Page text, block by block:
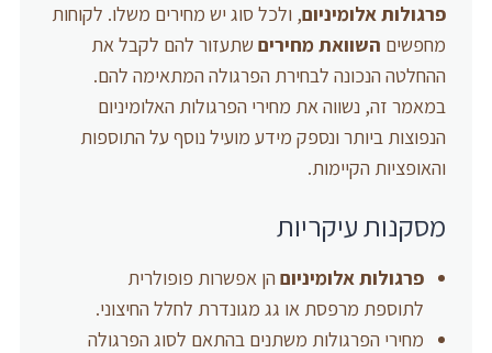
פרגולות אלומיניום, ולכל סוג יש מחירים משלו. לקוחות
מחפשים השוואת מחיריםשתעזור להם לקבל את
ההחלטה הנכונה לבחירת הפרגולה המתאימה להם.
במאמר זה, נשווה את מחירי הפרגולות האלומיניום
הנפוצות ביותר ונספק מידע מועיל נוסף על התוספות
והאופציות הקיימות.
מסקנות עיקריות
פרגולות אלומיניוםהן אפשרות פופולרית
לתוספת מרפסת או גג מגונדרת לחלל החיצוני.
מחירי הפרגולות משתנים בהתאם לסוג הפרגולה